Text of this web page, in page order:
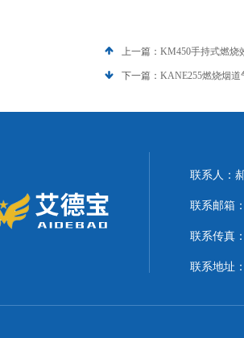
上一篇： KM450手持式燃烧
下一篇： KANE255燃烧烟道
联系人：
联系邮箱
联系传真
联系地址